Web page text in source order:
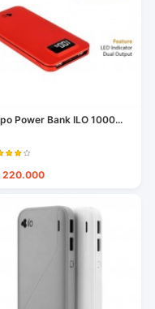
Power Bank ILO 1000...
220.000